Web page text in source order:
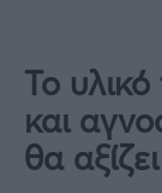
Το
και
θα